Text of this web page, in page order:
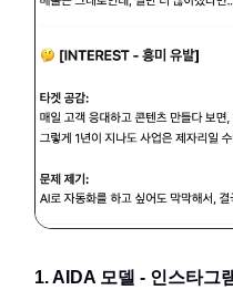
1. AIDA 모델 - 인스타그